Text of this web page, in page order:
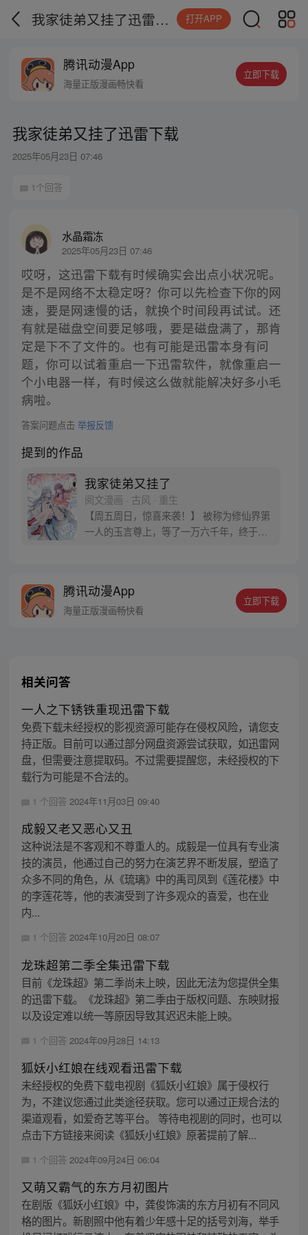
我家徒弟又挂了迅雷下载 打开APP
腾讯动漫App
海量正版漫画畅快看
立即下载
我家徒弟又挂了迅雷下载
2025年05月23日 07:46
1个回答
水晶霜冻
2025年05月23日 07:46
哎呀，这迅雷下载有时候确实会出点小状况呢。
是不是网络不太稳定呀？你可以先检查下你的网
速，要是网速慢的话，就换个时间段再试试。还
有就是磁盘空间要足够哦，要是磁盘满了，那肯
定是下不了文件的。也有可能是迅雷本身有问
题，你可以试着重启一下迅雷软件，就像重启一
个小电器一样，有时候这么做就能解决好多小毛
病啦。
答案问题点击 举报反馈
提到的作品
我家徒弟又挂了
阅文漫画 · 古风 · 重生
【周五周日，惊喜来袭！】 被称为修仙界第
一人的玉言尊上，等了一万六千年，终于收
又又收了一个徒弟，接着……她还是挂了！
玉言：…… 徒弟：…… 为什么每次重生，都
腾讯动漫App
海量正版漫画畅快看
立即下载
相关问答
一人之下锈铁重现迅雷下载
免费下载未经授权的影视资源可能存在侵权风险，请您支
持正版。目前可以通过部分网盘资源尝试获取，如迅雷网
盘，但需要注意提取码。不过需要提醒您，未经授权的下
载行为可能是不合法的。
1 个回答 2024年11月03日 09:40
成毅又老又恶心又丑
这种说法是不客观和不尊重人的。成毅是一位具有专业演
技的演员，他通过自己的努力在演艺界不断发展，塑造了
众多不同的角色，从《琉璃》中的禹司凤到《莲花楼》中
的李莲花等，他的表演受到了许多观众的喜爱，也在业
内...
1 个回答 2024年10月20日 08:07
龙珠超第二季全集迅雷下载
目前《龙珠超》第二季尚未上映，因此无法为您提供全集
的迅雷下载。《龙珠超》第二季由于版权问题、东映财报
以及设定难以统一等原因导致其迟迟未能上映。
1 个回答 2024年09月28日 14:13
狐妖小红娘在线观看迅雷下载
未经授权的免费下载电视剧《狐妖小红娘》属于侵权行
为，不建议您通过此类途径获取。您可以通过正规合法的
渠道观看，如爱奇艺等平台。 等待电视剧的同时，也可以
点击下方链接来阅读《狐妖小红娘》原著提前了解...
1 个回答 2024年09月24日 06:04
又萌又霸气的东方月初图片
在剧版《狐妖小红娘》中，龚俊饰演的东方月初有不同风
格的图片。新剧照中他有着少年感十足的括号刘海，举手